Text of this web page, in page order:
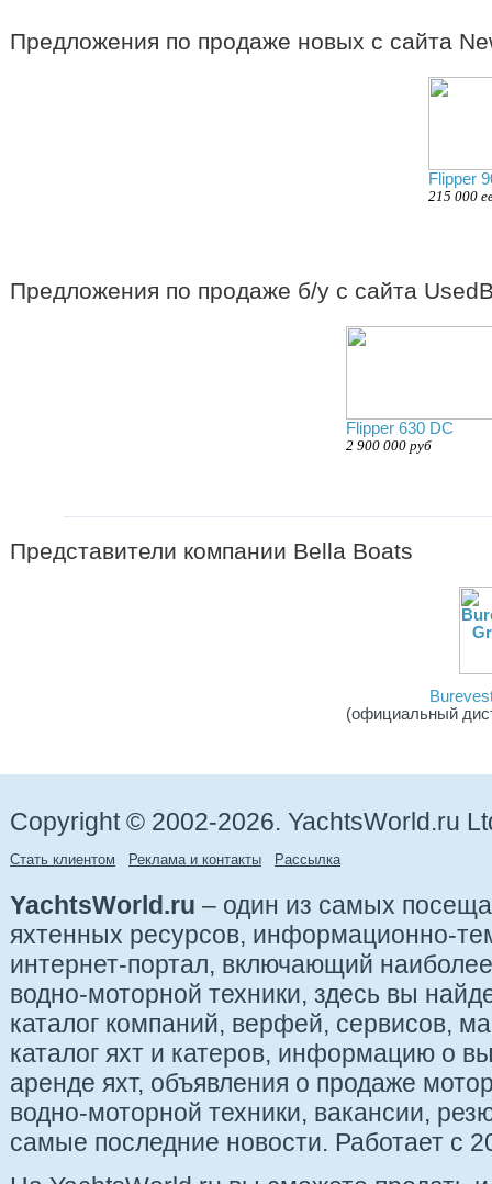
Предложения по продаже новых с сайта
Flipper
215 000
Предложения по продаже б/у с сайта
Flipper 630 DC
2 900 000 руб
Представители компании Bella Boats
(официальный
Copyright © 2002-2026. YachtsWorld.ru
Стать клиентом Реклама и контакты Рассылка
YachtsWorld.ru – один из самых
яхтенных ресурсов, информационно-
интернет-портал, включающий
водно-моторной техники, здесь вы
каталог компаний, верфей, сервисов,
каталог яхт и катеров, информацию о
аренде яхт, объявления о продаже
водно-моторной техники, вакансии,
самые последние новости. Работает с